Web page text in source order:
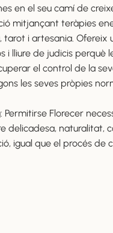
en el seu camí de
mitjançant teràpies
tarot i artesania. Ofereix
i lliure de judicis perquè
el control de la
les seves pròpies
Permitirse Florecer
delicadesa, naturalitat,
igual que el procés de